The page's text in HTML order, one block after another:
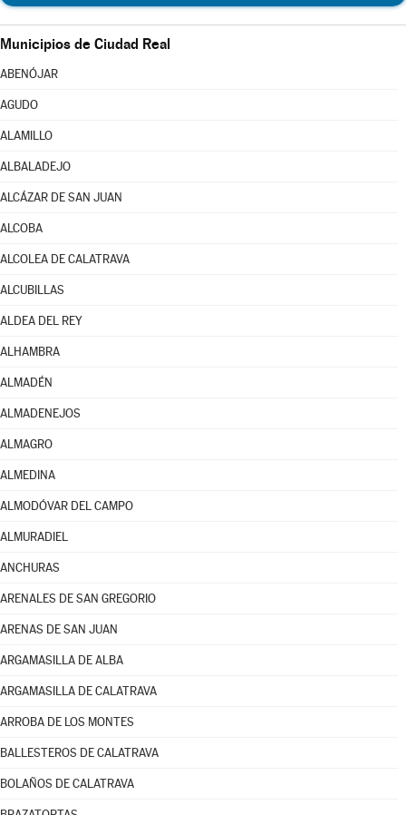
Municipios de Ciudad Real
ABENÓJAR
AGUDO
ALAMILLO
ALBALADEJO
ALCÁZAR DE SAN JUAN
ALCOBA
ALCOLEA DE CALATRAVA
ALCUBILLAS
ALDEA DEL REY
ALHAMBRA
ALMADÉN
ALMADENEJOS
ALMAGRO
ALMEDINA
ALMODÓVAR DEL CAMPO
ALMURADIEL
ANCHURAS
ARENALES DE SAN GREGORIO
ARENAS DE SAN JUAN
ARGAMASILLA DE ALBA
ARGAMASILLA DE CALATRAVA
ARROBA DE LOS MONTES
BALLESTEROS DE CALATRAVA
BOLAÑOS DE CALATRAVA